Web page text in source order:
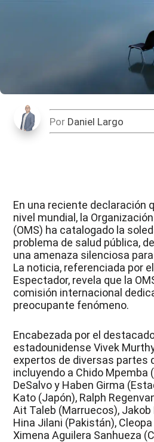
Por Daniel Largo
En una reciente declaración
nivel mundial, la
(OMS) ha catalogado la
problema de salud pública,
una amenaza silenciosa
La noticia, referenciada por
Espectador, revela que la
comisión internacional
preocupante fenómeno.
Encabezada por el
estadounidense Vivek
expertos de diversas partes
incluyendo a Chido Mpemba
DeSalvo y Haben Girma
Kato (Japón), Ralph
Ait Taleb (Marruecos),
Hina Jilani (Pakistán),
Ximena Aguilera Sanhueza